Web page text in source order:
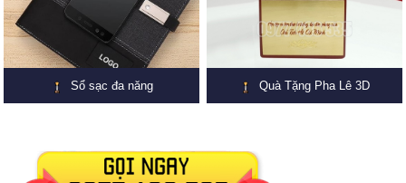
Sổ sạc đa năng Quà Tặng Pha Lê 3D